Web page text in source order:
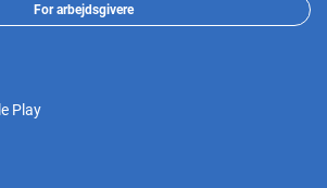
For arbejdsgivere